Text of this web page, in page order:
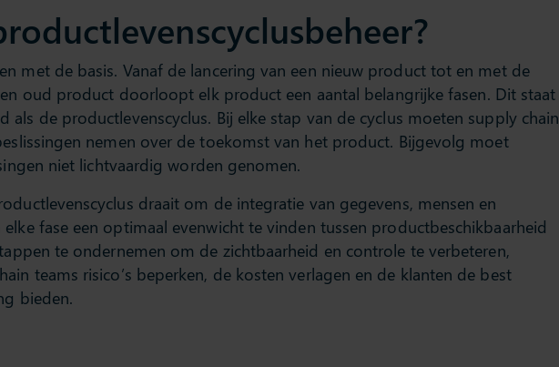
met de basis. Vanaf de lancering van een nieuw product tot en met de
oud product doorloopt elk product een aantal belangrijke fasen. Dit staat
als de productlevenscyclus. Bij elke stap van de cyclus moeten supply chain
nemen over de toekomst van het product. Bijgevolg moet
niet lichtvaardig worden genomen.
draait om de integratie van gegevens, mensen en
fase een optimaal evenwicht te vinden tussen productbeschikbaarheid
te ondernemen om de zichtbaarheid en controle te verbeteren,
teams risico’s beperken, de kosten verlagen en de klanten de best
bieden.